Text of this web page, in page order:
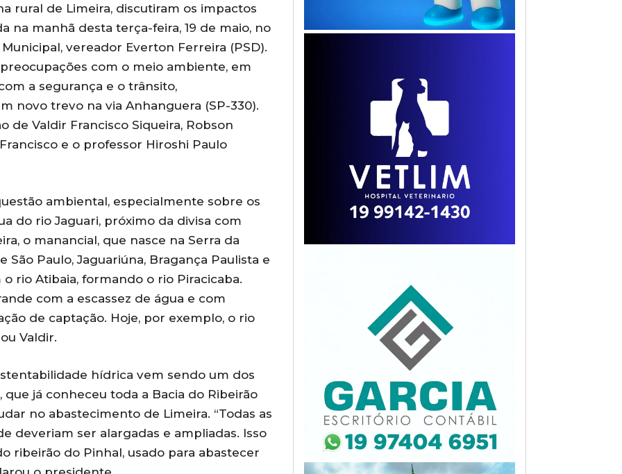
rural de Limeira, discutiram os impactos
na manhã desta terça-feira, 19 de maio, no
vereador Everton Ferreira (PSD).
com o meio ambiente, em
a segurança e o trânsito,
novo trevo na via Anhanguera (SP-330).
de Valdir Francisco Siqueira, Robson
e o professor Hiroshi Paulo
ambiental, especialmente sobre os
do rio Jaguari, próximo da divisa com
o manancial, que nasce na Serra da
São Paulo, Jaguariúna, Bragança Paulista e
rio Atibaia, formando o rio Piracicaba.
com a escassez de água e com
de captação. Hoje, por exemplo, o rio
Valdir.
hídrica vem sendo um dos
já conheceu toda a Bacia do Ribeirão
no abastecimento de Limeira. “Todas as
deveriam ser alargadas e ampliadas. Isso
ribeirão do Pinhal, usado para abastecer